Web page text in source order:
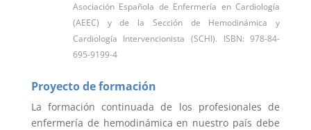
Asociación Española de Enfermería en Cardiología
(AEEC) y de la Sección de Hemodinámica y
Cardiología Intervencionista (SCHI). ISBN: 978-84-
695-9199-4
Proyecto de formación
La formación continuada de los profesionales de
enfermería de hemodinámica en nuestro país debe